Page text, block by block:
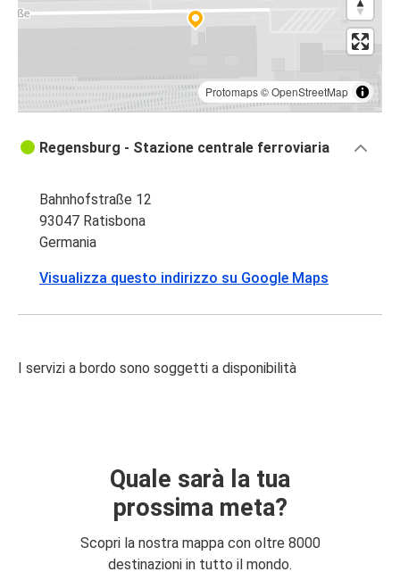
Protomaps©OpenStreetMap
Regensburg - Stazione centrale ferroviaria
Bahnhofstraße 12
93047 Ratisbona
Germania
Visualizza questo indirizzo su Google Maps
I servizi a bordo sono soggetti a disponibilità
Quale sarà la tua
prossima meta?
Scopri la nostra mappa con oltre 8000
destinazioni in tutto il mondo.